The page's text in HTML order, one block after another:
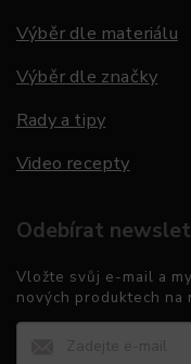
Výběr dle materiálu
Výběr dle značky
Rady a tipy
Video recepty
Odebírat
Vložte svůj e-mail a
nových produktech na